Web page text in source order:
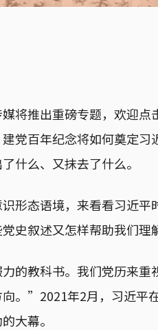
媒将推出重磅专题，欢迎
党百年纪念将如何奠定
什么、又抹去了什么。
形态语境，来看看习近
史叙述又怎样帮助我们理
的教科书。我们党历来
。”2021年2月，习近平
大幕。